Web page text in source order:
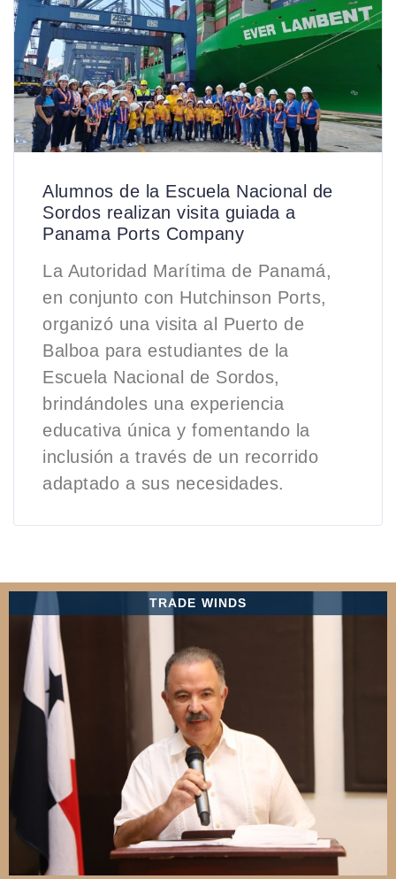
Alumnos de la Escuela Nacional de
Sordos realizan visita guiada a
Panama Ports Company
La Autoridad Marítima de Panamá,
en conjunto con Hutchinson Ports,
organizó una visita al Puerto de
Balboa para estudiantes de la
Escuela Nacional de Sordos,
brindándoles una experiencia
educativa única y fomentando la
inclusión a través de un recorrido
adaptado a sus necesidades.
TRADE WINDS